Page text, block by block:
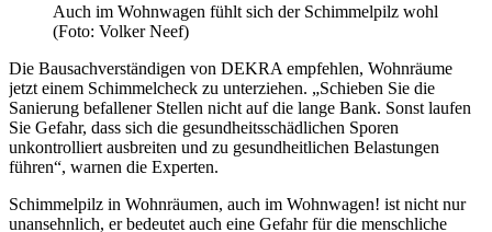
Auch im Wohnwagen fühlt sich der Schimmelpilz wohl
(Foto: Volker Neef)
Die Bausachverständigen von DEKRA empfehlen, Wohnräume
jetzt einem Schimmelcheck zu unterziehen. „Schieben Sie die
Sanierung befallener Stellen nicht auf die lange Bank. Sonst laufen
Sie Gefahr, dass sich die gesundheitsschädlichen Sporen
unkontrolliert ausbreiten und zu gesundheitlichen Belastungen
führen“, warnen die Experten.
Schimmelpilz in Wohnräumen, auch im Wohnwagen! ist nicht nur
unansehnlich, er bedeutet auch eine Gefahr für die menschliche